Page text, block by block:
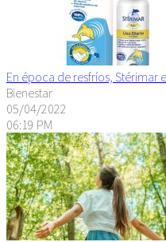
En época de resfríos, Stérimar
Bienestar
05/04/2022
06:19 PM